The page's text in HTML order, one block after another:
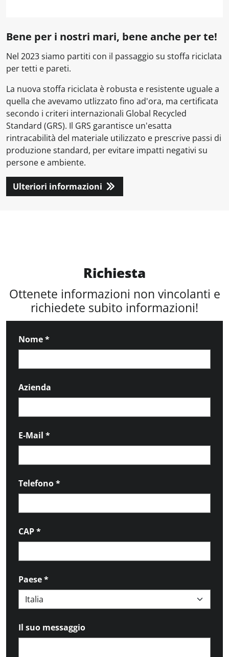
Bene per i nostri mari, bene anche per te!
Nel 2023 siamo partiti con il passaggio su stoffa riciclata
per tetti e pareti.
La nuova stoffa riciclata è robusta e resistente uguale a
quella che avevamo utlizzato fino ad'ora, ma certificata
secondo i criteri internazionali Global Recycled
Standard (GRS). Il GRS garantisce un'esatta
rintracabilità del materiale utilizzato e prescrive passi di
produzione standard, per evitare impatti negativi su
persone e ambiente.
Ulteriori informazioni
Richiesta
Ottenete informazioni non vincolanti e
richiedete subito informazioni!
Nome*
Azienda
E-Mail *
Telefono*
CAP*
Paese*
Il suo messaggio